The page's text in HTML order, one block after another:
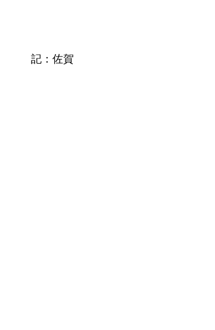
記：佐賀